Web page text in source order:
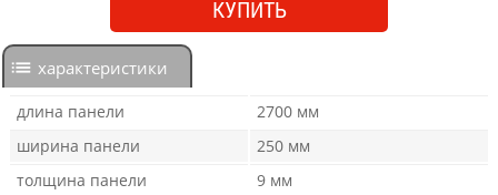
КУПИТЬ
характеристики
длина панели
2700 мм
ширина панели
250 мм
толщина панели
9 мм